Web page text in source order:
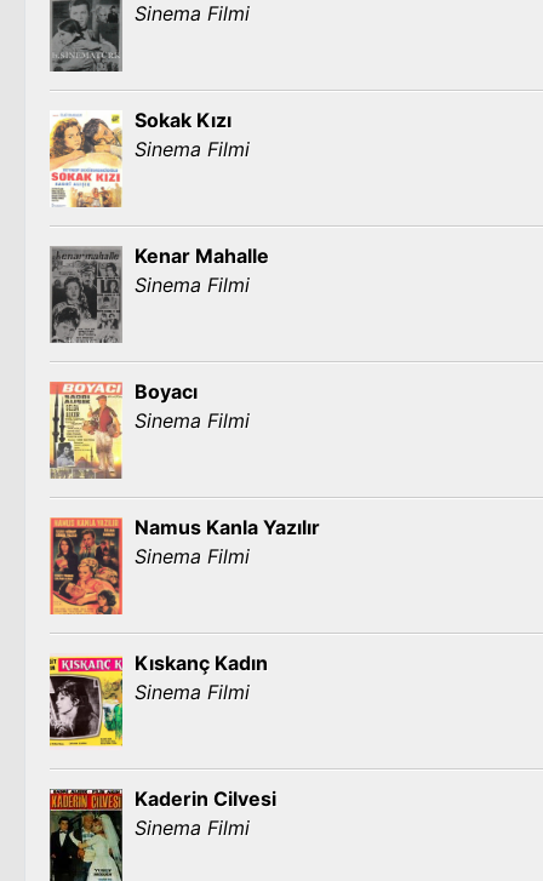
Sinema Filmi
Sokak Kızı
Sinema Filmi
Kenar Mahalle
Sinema Filmi
Boyacı
Sinema Filmi
Namus Kanla Yazılır
Sinema Filmi
Kıskanç Kadın
Sinema Filmi
Kaderin Cilvesi
Sinema Filmi